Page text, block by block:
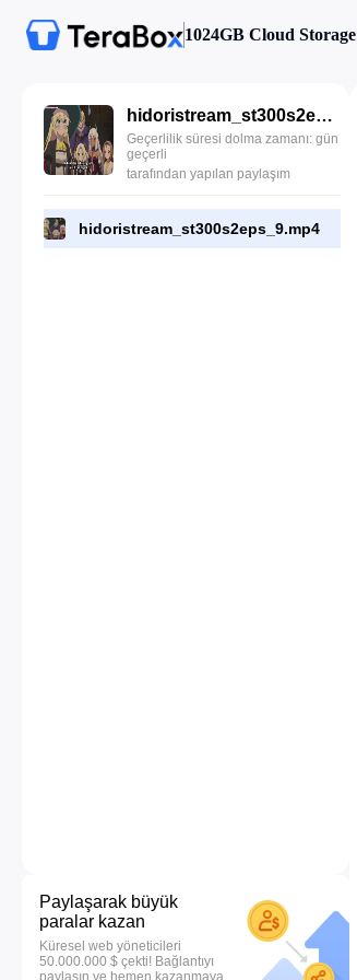
1024GB Cloud Storage
hidoristream_st300s2eps_9.mp4
Geçerlilik süresi dolma zamanı: gün
geçerli
tarafından yapılan paylaşım
hidoristream_st300s2eps_9.mp4
Paylaşarak büyük
paralar kazan
Küresel web yöneticileri
50.000.000 $ çekti! Bağlantıyı
paylaşın ve hemen kazanmaya